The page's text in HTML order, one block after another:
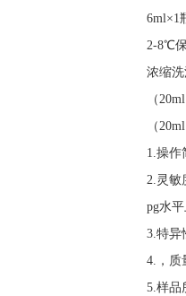
6ml×1
2-8℃
浓缩
（
（
1.操作
2.灵敏
pg水
3.特异
4.，质
5.样品